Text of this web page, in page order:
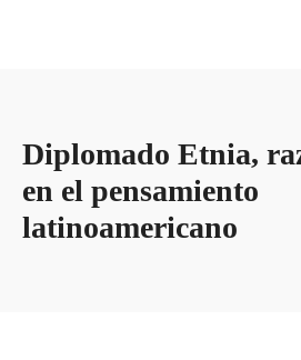
Diplomado Etnia,
en el pensamiento
latinoamericano